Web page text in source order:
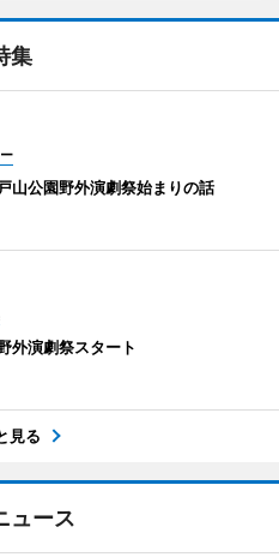
集
山公園野外演劇祭始まりの話
外演劇祭スタート
見る
ュース